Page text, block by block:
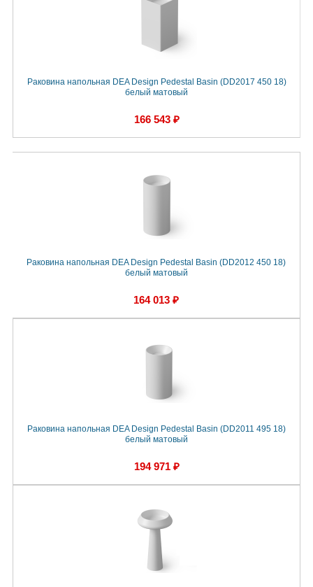
Раковина напольная DEA Design Pedestal Basin (DD2017 450 18)
белый матовый
166 543 ₽
Раковина напольная DEA Design Pedestal Basin (DD2012 450 18)
белый матовый
164 013 ₽
Раковина напольная DEA Design Pedestal Basin (DD2011 495 18)
белый матовый
194 971 ₽